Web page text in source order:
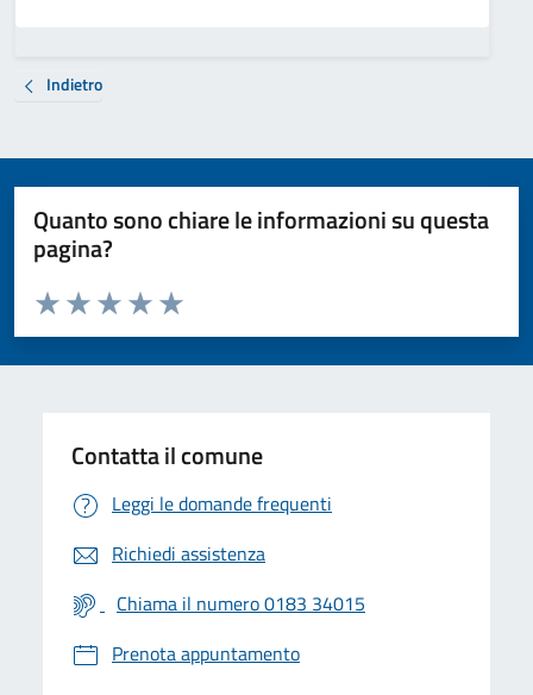
Indietro
Quanto sono chiare le informazioni su questa
pagina?
Valuta da 1 a 5 stelle la pagina
Valuta 5 stelle su 5
Valuta 4 stelle su 5
Valuta 3 stelle su 5
Valuta 2 stelle su 5
Valuta 1 stelle su 5
Contatta il comune
Leggi le domande frequenti
Richiedi assistenza
Chiama il numero 0183 34015
Prenota appuntamento